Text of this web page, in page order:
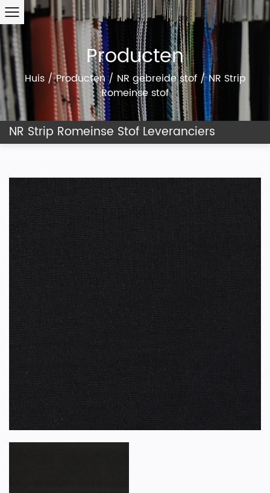
Producten
Huis/Producten/ NR gebreide stof/NR Strip
Romeinse stof
NR Strip Romeinse Stof Leveranciers